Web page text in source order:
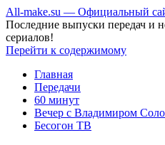
All-make.su — Официальный
Последние выпуски передач и
сериалов!
Перейти к содержимому
Главная
Передачи
60 минут
Вечер с Владимиром
Бесогон ТВ